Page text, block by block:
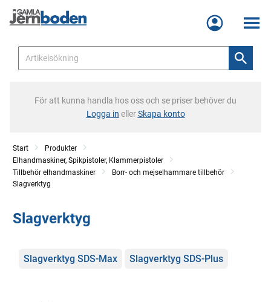
Meny
För att kunna handla hos oss och se priser behöver du
Logga in ellerSkapa konto
Start
Produkter
Elhandmaskiner, Spikpistoler, Klammerpistoler
Tillbehör elhandmaskiner
Borr- och mejselhammare tillbehör
Slagverktyg
Slagverktyg
Kategorier
Slagverktyg SDS-Max Slagverktyg SDS-Plus